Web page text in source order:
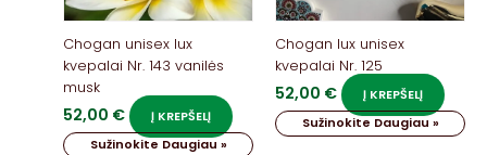
Chogan unisex lux
kvepalai Nr. 143 vanilės
musk
52,00 €
Į KREPŠELĮ
Sužinokite Daugiau »
Chogan lux unisex
kvepalai Nr. 125
52,00 €
Į KREPŠELĮ
Sužinokite Daugiau »